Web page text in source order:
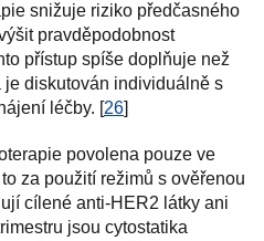
snižuje riziko předčasného
pravděpodobnost
přístup spíše doplňuje než
diskutován individuálně s
léčby. [26]
povolena pouze ve
za použití režimů s ověřenou
cílené anti-HER2 látky ani
jsou cytostatika